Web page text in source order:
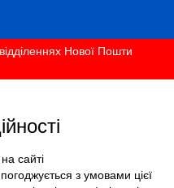
Нової Пошти
сайті
з умовами цієї